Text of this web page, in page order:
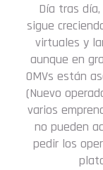
Día tras
sigue
virtuales y
aunque en
OMVs están
(Nuevo
varios
no pueden
pedir los